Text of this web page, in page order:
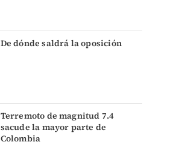
De dónde saldrá la oposición
Terremoto de magnitud 7.4
sacude la mayor parte de
Colombia